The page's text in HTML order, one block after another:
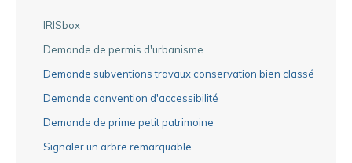
IRISbox
Demande de permis d'urbanisme
Demande subventions travaux conservation bien classé
Demande convention d'accessibilité
Demande de prime petit patrimoine
Signaler un arbre remarquable